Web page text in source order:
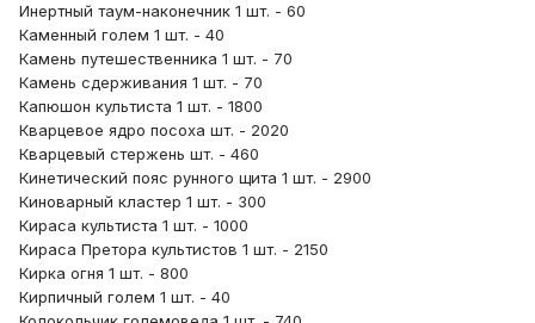
Инертный таум-наконечник 1 шт. - 60
Каменный голем 1 шт. - 40
Камень путешественника 1 шт. - 70
Камень сдерживания 1 шт. - 70
Капюшон культиста 1 шт. - 1800
Кварцевое ядро посоха шт. - 2020
Кварцевый стержень шт. - 460
Кинетический пояс рунного щита 1 шт. - 2900
Киноварный кластер 1 шт. - 300
Кираса культиста 1 шт. - 1000
Кираса Претора культистов 1 шт. - 2150
Кирка огня 1 шт. - 800
Кирпичный голем 1 шт. - 40